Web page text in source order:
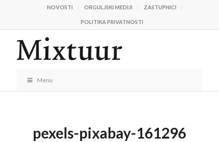
NOVOSTI ORGULJSKI MEDIJI ZASTUPNICI
POLITIKA PRIVATNOSTI
Menu
pexels-pixabay-161296